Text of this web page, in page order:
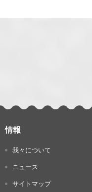
情報
我々について
ニュース
サイトマップ